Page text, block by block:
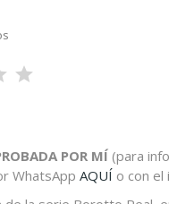
POR MÍ (para
WhatsApp AQUÍ o con el